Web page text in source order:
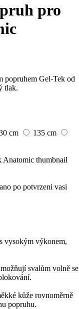
pro
popruhem Gel-Tek od
tlak.
cm
135 cm
po potvrzeni vasi
vysokým výkonem,
svalům volně se
kůže rovnoměrně
popruhu.